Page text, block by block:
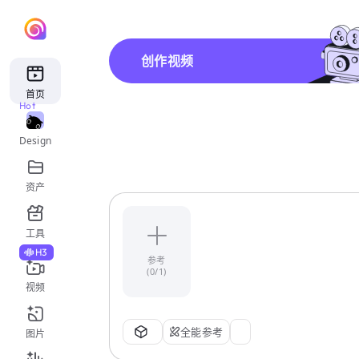
首页
Design
Hot
资产
工具
视频
H3
图片
创作视频
参考
(0/1)
全能参考